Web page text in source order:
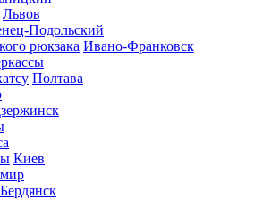
Львов
Подольский
рюкзака Ивано-Франковск
Полтава
Киев
Бердянск